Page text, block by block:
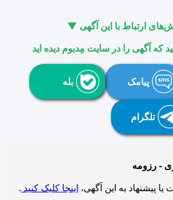
ارتباط با این آگهی ▼
که آگهی را در سایت مِدبوم دیده اید
پیامک بله
تلگرام
- رزومه
پیشنهاد به این آگهی، اینجا کلیک کنید .